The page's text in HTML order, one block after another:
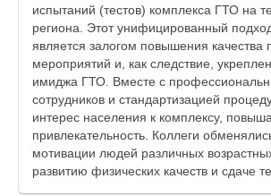
испытаний (тестов) комплекса ГТО на
региона. Этот унифицированный
является залогом повышения качества
мероприятий и, как следствие,
имиджа ГТО. Вместе с
сотрудников и стандартизацией
интерес населения к комплексу,
привлекательность. Коллеги
мотивации людей различных
развитию физических качеств и сдаче